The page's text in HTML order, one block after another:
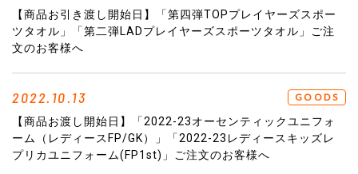
【商品お引き渡し開始日】「第四弾TOPプレイヤーズスポー
ツタオル」「第二弾LADプレイヤーズスポーツタオル」ご注
文のお客様へ
2022.10.13 GOODS
【商品お渡し開始日】「2022-23オーセンティックユニフォ
ーム（レディースFP/GK）」「2022-23レディースキッズレ
プリカユニフォーム(FP1st)」ご注文のお客様へ